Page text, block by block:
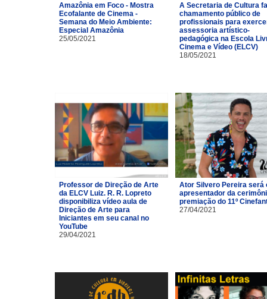
Amazônia em Foco - Mostra
Ecofalante de Cinema -
Semana do Meio Ambiente:
Especial Amazônia
25/05/2021
A Secretaria de Cultura
chamamento público de
profissionais para
assessoria artístico-
pedagógica na Escola
Cinema e Vídeo (ELCV)
18/05/2021
Professor de Direção de Arte
da ELCV Luiz. R. R. Lopreto
disponibiliza vídeo aula de
Direção de Arte para
Iniciantes em seu canal no
YouTube
29/04/2021
Ator Silvero Pereira será
apresentador da
premiação do 11º
27/04/2021